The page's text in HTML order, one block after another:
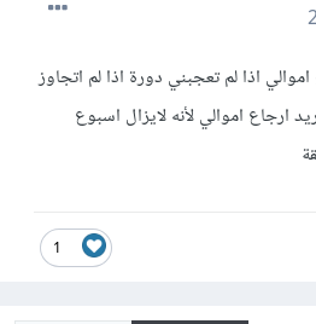
اذا لم تعجبني دورة اذا لم اتجاوز
ارجاع اموالي لأنه لايزال اسبوع
1